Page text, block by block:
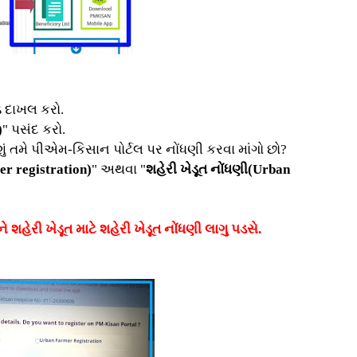
કરો.
" પસંદ કરો.
પીએમ-કિસાન પોર્ટલ પર નોંધણી કરવા માંગો છો?
registration)" અથવા "શહેરી ખેડૂત નોંધણી(Urban
શહેરી ખેડૂત માટે શહેરી ખેડૂત નોંધણી લાગુ પડસે.